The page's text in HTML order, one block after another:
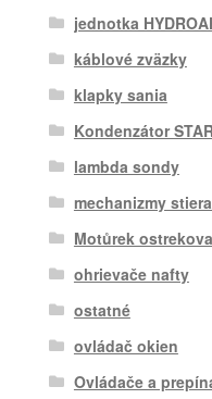
jednotka
káblové zväzky
klapky sania
Kondenzátor
lambda sondy
mechanizmy
Motůrek
ohrievače nafty
ostatné
ovládač okien
Ovládače a